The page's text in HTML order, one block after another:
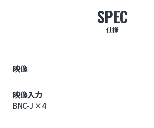
SPEC
仕様
映像
映像入力
BNC-J ×4